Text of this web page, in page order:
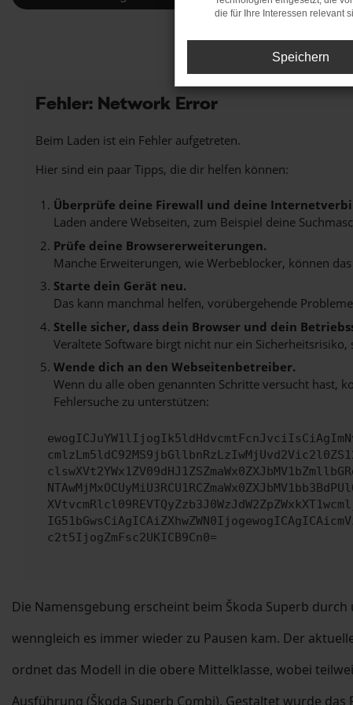
Fehler: Network Error
Beim Laden ist ein Fehler aufgetreten.
Hier sind ein paar Tipps, die dir helfen können:
Überprüfe deine Firewall und deine
Laden andere Webseiten, zum Beispiel deine
Prüfe deine Browsererweiterungen.
Manche Erweiterungen, wie Werbeblocker, können
Starte dein Gerät neu.
Das kann manchmal helfen, vorübergehende
Stelle sicher, dass dein Browser und dein
Veraltete Software birgt nicht nur ein
Wende dich an den Webseitenbetreiber.
Wenn du alle oben genannten Schritte versucht hast,
Fehlersuche zu unterstützen:
c2t5IjogZmFsc2UKICB9Cn0=
Die Namensgebung erscheint beim Škoda Superb
wenngleich es immer wieder zu Pausen kam. Der
ordnet das Modell in die obere Mittelklasse, wobei
Ausführung (Škoda Superb Combi). Gestaltet wurde
die für Ihre Interessen relevant
Speichern